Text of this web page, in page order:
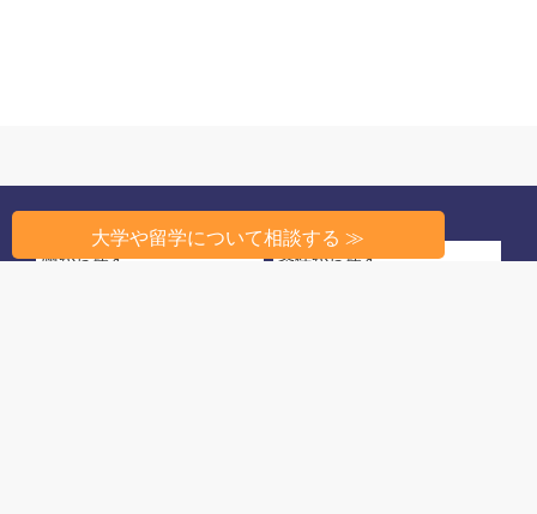
州から探す 条件から探す
大学や留学について相談する ≫